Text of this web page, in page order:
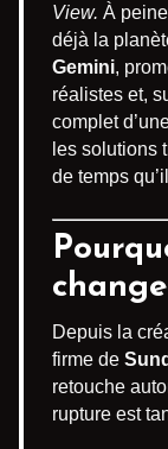
View. À
déjà la
Gemini,
réalistes et,
complet
les solutions
de temps
Depuis la
firme de
retouche
rupture est